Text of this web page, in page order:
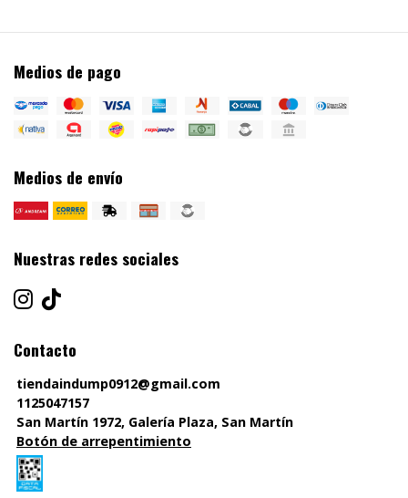
Medios de pago
Medios de envío
Nuestras redes sociales
Contacto
tiendaindump0912@gmail.com
1125047157
San Martín 1972, Galería Plaza, San Martín
Botón de arrepentimiento